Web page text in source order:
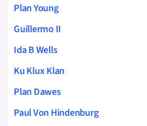
Plan Young
Guillermo II
Ida B Wells
Ku Klux Klan
Plan Dawes
Paul Von Hindenburg